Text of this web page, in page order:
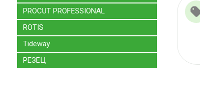
PROCUT PROFESSIONAL
ROTIS
Tideway
РЕЗЕЦ